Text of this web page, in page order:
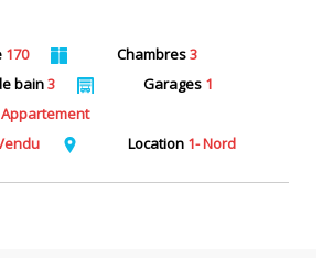
170 Chambres3
bain3 Garages 1
Location 1- Nord